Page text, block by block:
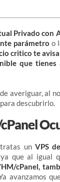
Privado con
parámetro o
critico te
que
averiguar, al
descubrirlo.
unVPS
que al igual
cPanel,
avanzamos